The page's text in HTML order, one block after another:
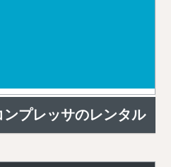
プレッサのレンタル